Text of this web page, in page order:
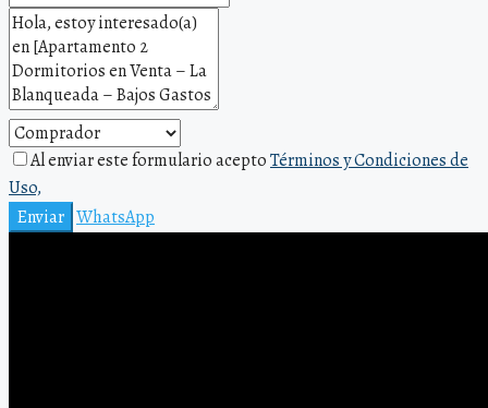
Al enviar este formulario aceptoTérminos y Condiciones de
Uso,
Enviar WhatsApp